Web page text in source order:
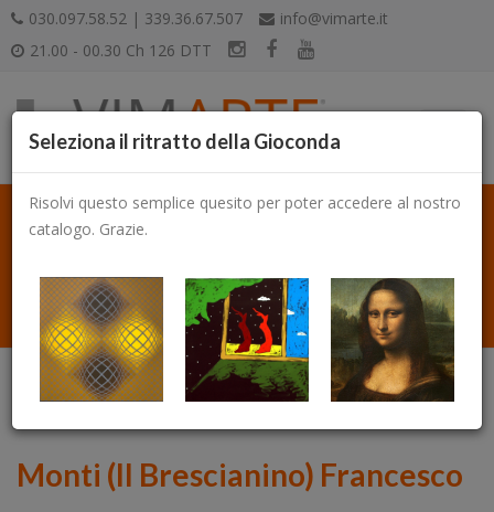
030.097.58.52 | 339.36.67.507
info@vimarte.it
21.00 - 00.30 Ch 126 DTT
Monti (Il Brescianino) Francesco
Seleziona il ritratto della Gioconda
Risolvi questo semplice quesito per poter accedere al nostro
catalogo. Grazie.